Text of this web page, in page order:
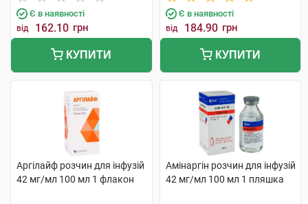
Є в наявності
від 162.10 грн
КУПИТИ
Є в наявності
від 184.90 грн
КУПИТИ
Аргілайф розчин для інфузій
42 мг/мл 100 мл 1 флакон
Амінаргін розчин для інфузій
42 мг/мл 100 мл 1 пляшка